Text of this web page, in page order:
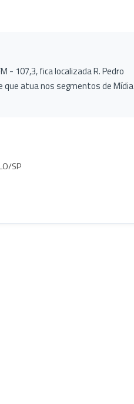
- 107,3, fica localizada R. Pedro
que atua nos segmentos de Mídia
SP